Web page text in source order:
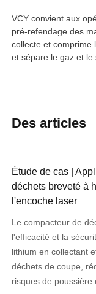
VCY convient aux
pré-refendage des
collecte et comprime
et sépare le gaz et le
Des articles
Étude de cas |
déchets breveté à
l'encoche laser
Le compacteur de
l'efficacité et la
lithium en collectant
déchets de coupe,
risques de poussière